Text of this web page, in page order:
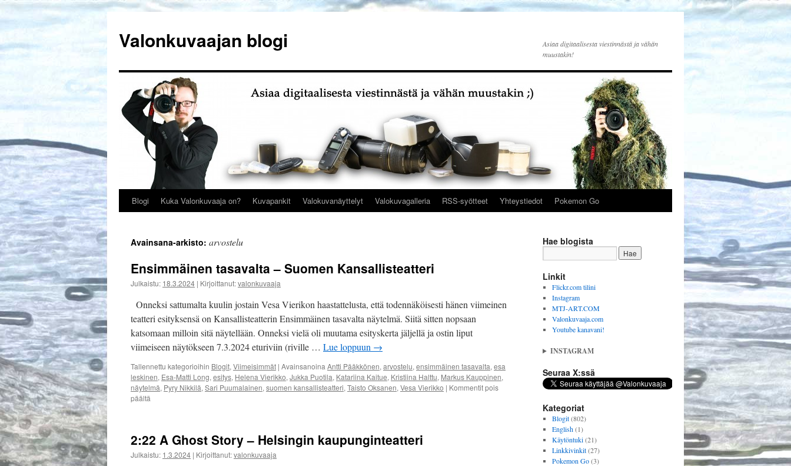
Valonkuvaajan blogi
Asiaa digitaalisesta viestinnästä ja vähän
muustakin!
Blogi Kuka Valonkuvaaja on? Kuvapankit Valokuvanäyttelyt Valokuvagalleria RSS-syötteet Yhteystiedot Pokemon Go
Avainsana-arkisto: arvostelu
Ensimmäinen tasavalta – Suomen Kansallisteatteri
Julkaistu: 18.3.2024 | Kirjoittanut:valonkuvaaja
Onneksi sattumalta kuulin jostain Vesa Vierikon haastattelusta, että todennäköisesti hänen viimeinen
teatteri esityksensä on Kansallisteatterin Ensimmäinen tasavalta näytelmä. Siitä sitten nopsaan
katsomaan milloin sitä näytellään. Onneksi vielä oli muutama esityskerta jäljellä ja ostin liput
viimeiseen näytökseen 7.3.2024 eturiviin (riville … Lue loppuun →
Tallennettu kategorioihin Blogit, Viimeisimmät | Avainsanoina Antti Pääkkönen, arvostelu, ensimmäinen tasavalta, esa
leskinen, Esa-Matti Long, esitys, Helena Vierikko, Jukka Puotila, Katariina Kaitue, Kristiina Halttu, Markus Kauppinen,
näytelmä, Pyry Nikkilä, Sari Puumalainen, suomen kansallisteatteri, Taisto Oksanen, Vesa Vierikko | Kommentit pois
päältä
Suomen
Kansallisteatteri
2:22 A Ghost Story – Helsingin kaupunginteatteri
Julkaistu: 1.3.2024 | Kirjoittanut:valonkuvaaja
Hae blogista
Linkit
Flickr.com tilini
Instagram
MTJ-ART.COM
Valonkuvaaja.com
Youtube kanavani!
INSTAGRAM
Seuraa X:ssä
Kategoriat
Blogit(802)
English(1)
Käytöntuki(21)
Linkkivinkit(27)
Pokemon Go(3)